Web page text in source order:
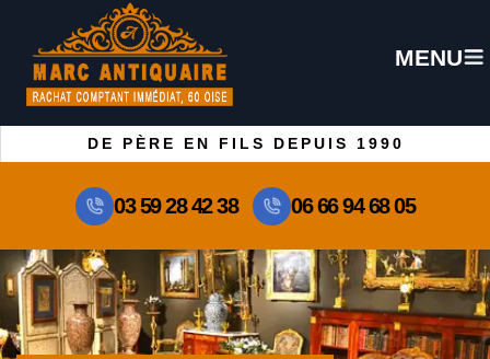
MENU
DE PÈRE EN FILS DEPUIS 1990
03 59 28 42 38 06 66 94 68 05